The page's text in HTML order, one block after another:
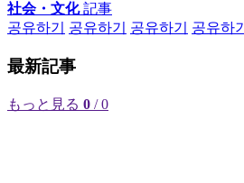
社会・文化記事
공유하기
공유하기 공유하기 공유하기
最新記事
もっと見る 0 / 0